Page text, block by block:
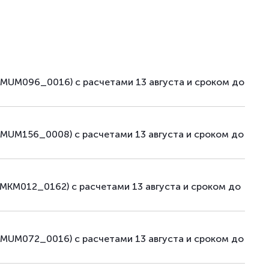
с расчетами 13 августа и сроком до
с расчетами 13 августа и сроком до
с расчетами 13 августа и сроком до
с расчетами 13 августа и сроком до